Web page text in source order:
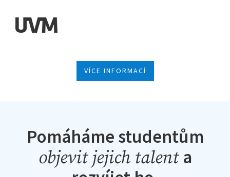
VÍCE INFORMACÍ
Pomáháme studentům
objevit jejich talent a